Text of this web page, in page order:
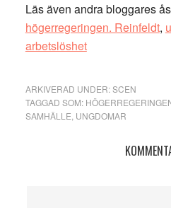
Läs även andra bloggares
högerregeringen. Reinfeldt,
arbetslöshet
ARKIVERAD UNDER:SCEN
TAGGAD SOM:
SAMHÄLLE UNGDOMAR
Läsarkommentarer